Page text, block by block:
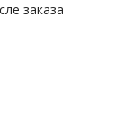
заказа